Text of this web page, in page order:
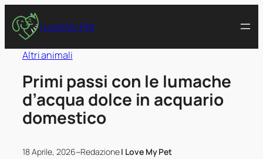
I Love My Pet
Altri animali
Primi passi con le lumache
d’acqua dolce in acquario
domestico
18 Aprile, 2026–RedazioneI Love My Pet